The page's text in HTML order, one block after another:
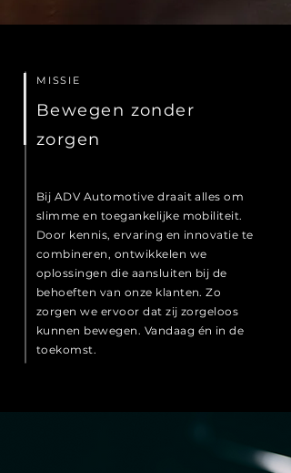
MISSIE
Bewegen zonder
zorgen
Bij ADV Automotive draait alles om
slimme en toegankelijke mobiliteit.
Door kennis, ervaring en innovatie te
combineren, ontwikkelen we
oplossingen die aansluiten bij de
behoeften van onze klanten. Zo
zorgen we ervoor dat zij zorgeloos
kunnen bewegen. Vandaag én in de
toekomst.